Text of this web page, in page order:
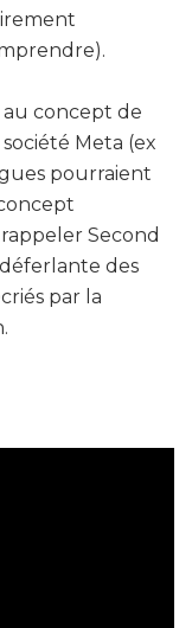
au concept de
Meta (ex
pourraient
Second
des
par la